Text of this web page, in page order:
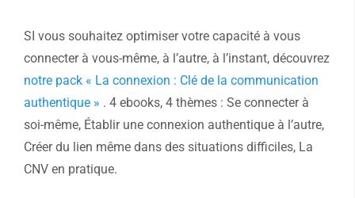
SI vous souhaitez optimiser votre capacité à vous
connecter à vous-même, à l’autre, à l’instant, découvrez
notre pack « La connexion : Clé de la communication
authentique » . 4 ebooks, 4 thèmes : Se connecter à
soi-même, Établir une connexion authentique à l’autre,
Créer du lien même dans des situations difficiles, La
CNV en pratique.